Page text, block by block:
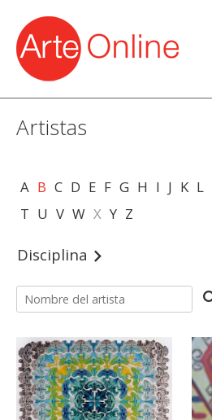
Artistas
A B C D E F G H I J K L
T U V W X Y Z
Disciplina